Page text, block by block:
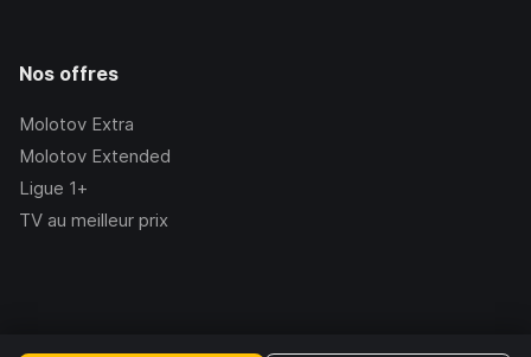
Nos offres
Molotov Extra
Molotov Extended
Ligue 1+
TV au meilleur prix